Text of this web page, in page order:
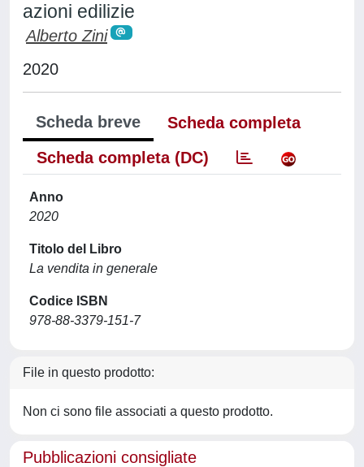
azioni edilizie
Alberto Zini
2020
Scheda breve
Scheda completa
Scheda completa (DC)
Anno
2020
Titolo del Libro
La vendita in generale
Codice ISBN
978-88-3379-151-7
File in questo prodotto:
Non ci sono file associati a questo prodotto.
Pubblicazioni consigliate